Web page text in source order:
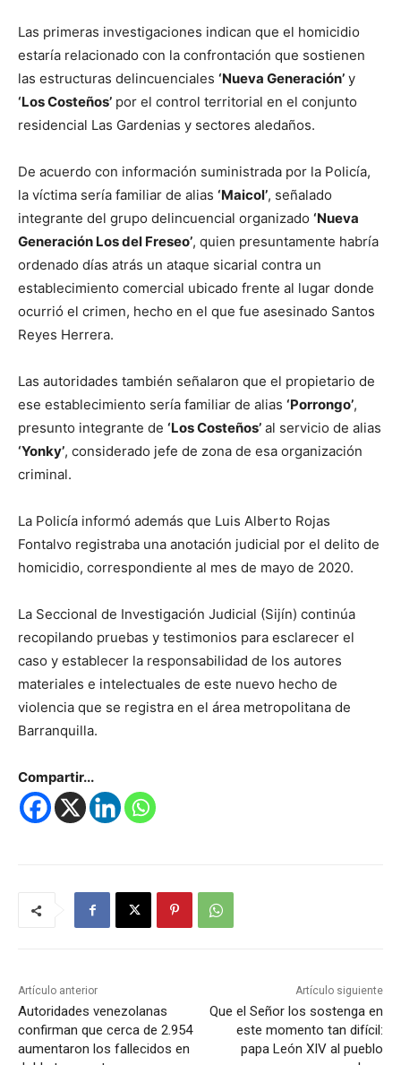
Las primeras investigaciones indican que el homicidio
estaría relacionado con la confrontación que sostienen
las estructuras delincuenciales ‘Nueva Generación’ y
‘Los Costeños’ por el control territorial en el conjunto
residencial Las Gardenias y sectores aledaños.
De acuerdo con información suministrada por la Policía,
la víctima sería familiar de alias ‘Maicol’, señalado
integrante del grupo delincuencial organizado ‘Nueva
Generación Los del Freseo’, quien presuntamente habría
ordenado días atrás un ataque sicarial contra un
establecimiento comercial ubicado frente al lugar donde
ocurrió el crimen, hecho en el que fue asesinado Santos
Reyes Herrera.
Las autoridades también señalaron que el propietario de
ese establecimiento sería familiar de alias ‘Porrongo’,
presunto integrante de ‘Los Costeños’ al servicio de alias
‘Yonky’, considerado jefe de zona de esa organización
criminal.
La Policía informó además que Luis Alberto Rojas
Fontalvo registraba una anotación judicial por el delito de
homicidio, correspondiente al mes de mayo de 2020.
La Seccional de Investigación Judicial (Sijín) continúa
recopilando pruebas y testimonios para esclarecer el
caso y establecer la responsabilidad de los autores
materiales e intelectuales de este nuevo hecho de
violencia que se registra en el área metropolitana de
Barranquilla.
Compartir...
Artículo anterior
Autoridades venezolanas
confirman que cerca de 2.954
aumentaron los fallecidos en
Artículo siguiente
Que el Señor los sostenga en
este momento tan difícil:
papa León XIV al pueblo